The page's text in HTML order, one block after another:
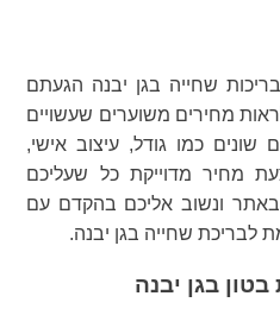
שחייה בגן יבנה הגעתם
מחירים משוערים שעשויים
כמו גודל, עיצוב אישי,
מחיר מדוייקת כל שעליכם
ונשוב אליכם בהקדם עם
לבריכת שחייה בגן יבנה.
בגן יבנה